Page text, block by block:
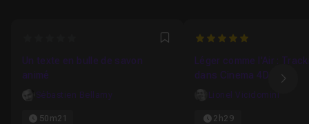
Favori
Un texte en bulle de savon
animé
Sébastien Bellamy
50m21
5
Léger comme l'Air :
dans Cinema 4D
Lionel Vicidomini
2h29